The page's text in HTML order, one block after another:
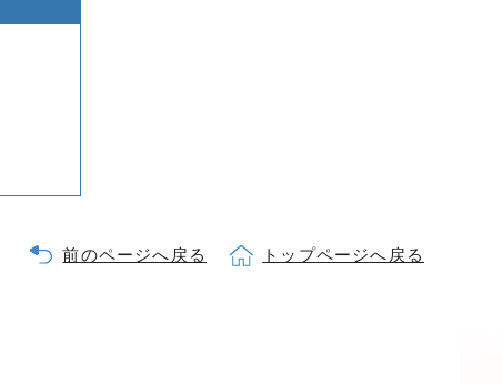
前のページへ戻る トップページへ戻る